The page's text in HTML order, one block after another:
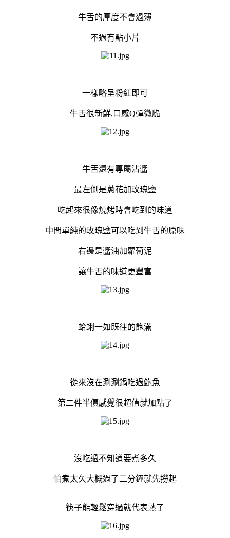
牛舌的厚度不會過薄
不過有點小片
一樣略呈粉紅即可
牛舌很新鮮,口感Q彈微脆
牛舌還有專屬沾醬
最左側是蔥花加玫瑰鹽
吃起來很像燒烤時會吃到的味道
中間單純的玫瑰鹽可以吃到牛舌的原味
右邊是醬油加蘿蔔泥
讓牛舌的味道更豐富
蛤蜊一如既往的飽滿
從來沒在涮涮鍋吃過鮑魚
第二件半價感覺很超值就加點了
沒吃過不知道要煮多久
怕煮太久大概過了二分鐘就先撈起
筷子能輕鬆穿過就代表熟了